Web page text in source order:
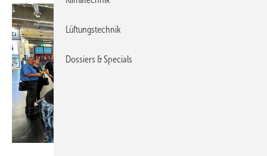
Lüftungstechnik
Dossiers & Specials